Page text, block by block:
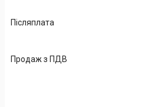
Післяплата
Продаж з ПДВ